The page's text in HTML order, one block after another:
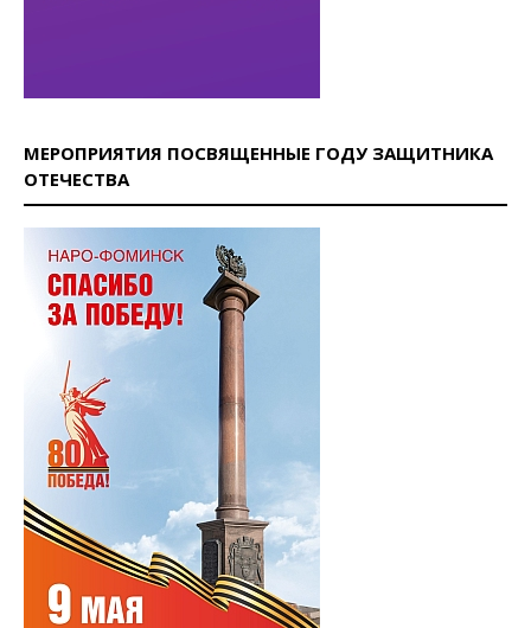
МЕРОПРИЯТИЯ ПОСВЯЩЕННЫЕ ГОДУ ЗАЩИТНИКА
ОТЕЧЕСТВА